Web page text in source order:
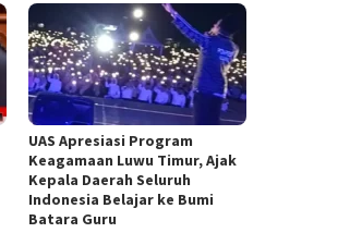
UAS Apresiasi Program
Keagamaan Luwu Timur, Ajak
Kepala Daerah Seluruh
Indonesia Belajar ke Bumi
Batara Guru